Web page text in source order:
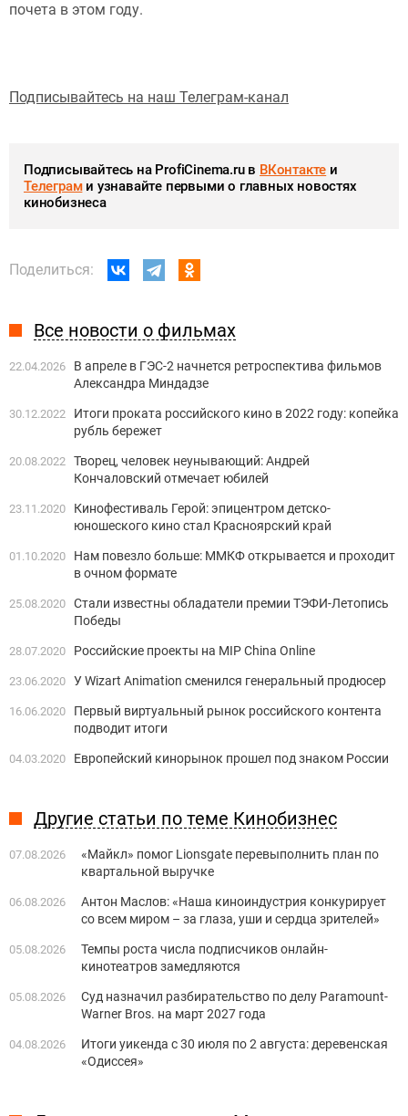
почета в этом году.
Подписывайтесь на наш Телеграм-канал
Подписывайтесь на ProfiCinema.ru в ВКонтакте и
Телеграми узнавайте первыми о главных новостях
кинобизнеса
Поделиться:
Все новости о фильмах
22.04.2026
В апреле в ГЭС-2 начнется ретроспектива фильмов
Александра Миндадзе
30.12.2022
Итоги проката российского кино в 2022 году: копейка
рубль бережет
20.08.2022 Творец, человек неунывающий: Андрей
Кончаловский отмечает юбилей
23.11.2020
Кинофестиваль Герой: эпицентром детско-
юношеского кино стал Красноярский край
01.10.2020
Нам повезло больше: ММКФ открывается и проходит
в очном формате
25.08.2020 Стали известны обладатели премии ТЭФИ-Летопись
Победы
28.07.2020 Российские проекты на MIP China Online
23.06.2020 У Wizart Animation сменился генеральный продюсер
16.06.2020
Первый виртуальный рынок российского контента
подводит итоги
04.03.2020 Европейский кинорынок прошел под знаком России
Другие статьи по теме Кинобизнес
07.08.2026
«Майкл» помог Lionsgate перевыполнить план по
квартальной выручке
06.08.2026
Антон Маслов: «Наша киноиндустрия конкурирует
со всем миром – за глаза, уши и сердца зрителей»
05.08.2026
Темпы роста числа подписчиков онлайн-
кинотеатров замедляются
05.08.2026
Суд назначил разбирательство по делу Paramount-
Warner Bros. на март 2027 года
04.08.2026
Итоги уикенда с 30 июля по 2 августа: деревенская
«Одиссея»